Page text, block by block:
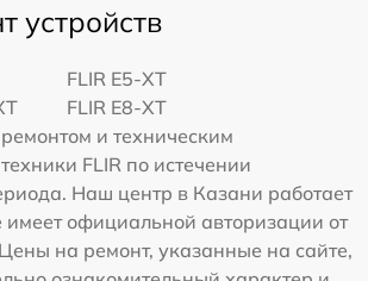
устройств
FLIR E5-XT
FLIR E8-XT
и техническим
FLIR по истечении
Наш центр в Казани работает
имеет официальной авторизации от
на ремонт, указанные на сайте,